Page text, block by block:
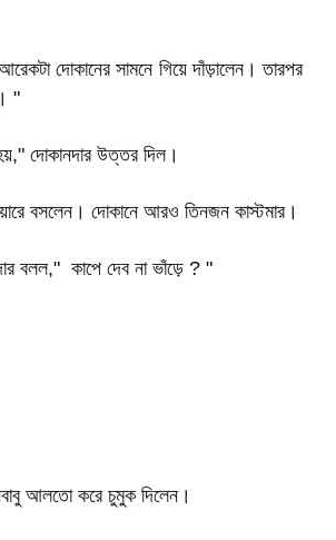
দোকানের সামনে গিয়ে দাঁড়ালেন। তারপর
"
দোকানদার উত্তর দিল।
বসলেন। দোকানে আরও তিনজন কাস্টমার।
বলল," কাপে দেব না ভাঁড়ে ? "
আলতো করে চুমুক দিলেন।